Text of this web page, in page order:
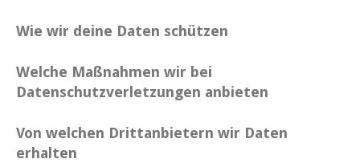
Wie wir deine Daten schützen
Welche Maßnahmen wir bei
Datenschutzverletzungen anbieten
Von welchen Drittanbietern wir Daten
erhalten